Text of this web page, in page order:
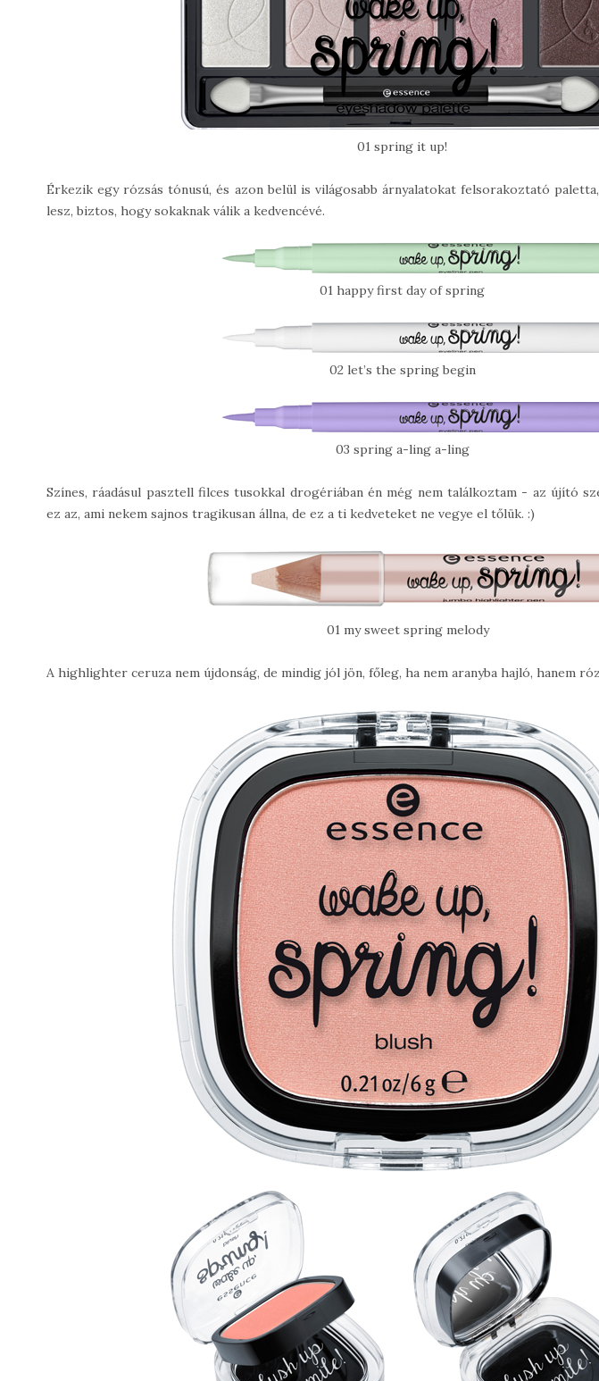
01 spring it up!
Érkezik egy rózsás tónusú, és azon belül is világosabb árnyalatokat felsorakoztató
lesz, biztos, hogy sokaknak válik a kedvencévé.
01 happy first day of spring
02 let’s the spring begin
03 spring a-ling a-ling
Színes, ráadásul pasztell filces tusokkal drogériában én még nem találkoztam - az újító
ez az, ami nekem sajnos tragikusan állna, de ez a ti kedveteket ne vegye el tőlük. :)
01 my sweet spring melody
A highlighter ceruza nem újdonság, de mindig jól jön, főleg, ha nem aranyba hajló, hanem